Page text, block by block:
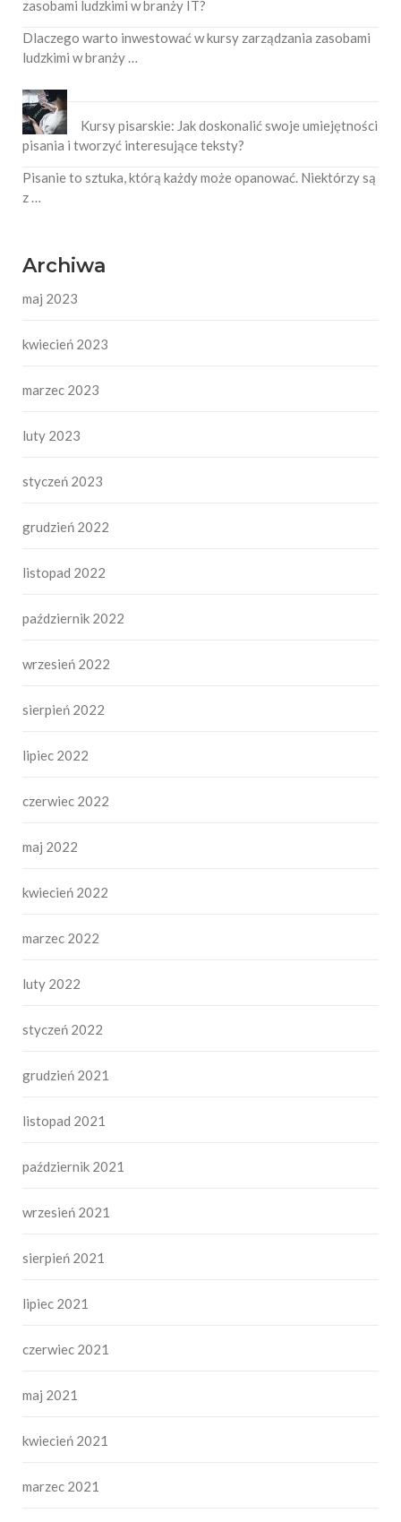
zasobami ludzkimi w branży IT?
Dlaczego warto inwestować w kursy zarządzania zasobami
ludzkimi w branży …
Kursy pisarskie: Jak doskonalić swoje umiejętności
pisania i tworzyć interesujące teksty?
Pisanie to sztuka, którą każdy może opanować. Niektórzy są
z …
Archiwa
maj 2023
kwiecień 2023
marzec 2023
luty 2023
styczeń 2023
grudzień 2022
listopad 2022
październik 2022
wrzesień 2022
sierpień 2022
lipiec 2022
czerwiec 2022
maj 2022
kwiecień 2022
marzec 2022
luty 2022
styczeń 2022
grudzień 2021
listopad 2021
październik 2021
wrzesień 2021
sierpień 2021
lipiec 2021
czerwiec 2021
maj 2021
kwiecień 2021
marzec 2021